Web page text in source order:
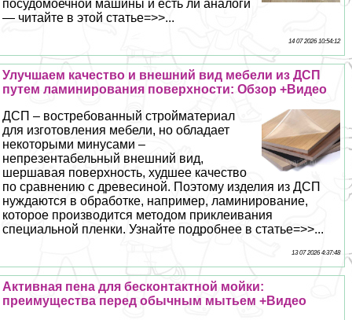
посудомоечной машины и есть ли аналоги
— читайте в этой статье=>>...
14 07 2026 10:54:12
Улучшаем качество и внешний вид мебели из ДСП
путем ламинирования поверхности: Обзор +Видео
ДСП – востребованный стройматериал
для изготовления мебели, но обладает
некоторыми минусами –
непрезентабельный внешний вид,
шершавая поверхность, худшее качество
по сравнению с древесиной. Поэтому изделия из ДСП
нуждаются в обработке, например, ламинирование,
которое производится методом приклеивания
специальной пленки. Узнайте подробнее в статье=>>...
13 07 2026 4:37:48
Активная пена для бесконтактной мойки:
преимущества перед обычным мытьем +Видео